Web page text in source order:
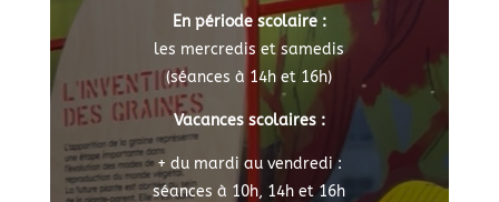
En période scolaire :
les mercredis et samedis
(séances à 14h et 16h)
Vacances scolaires :
+ du mardi au vendredi :
séances à 10h, 14h et 16h